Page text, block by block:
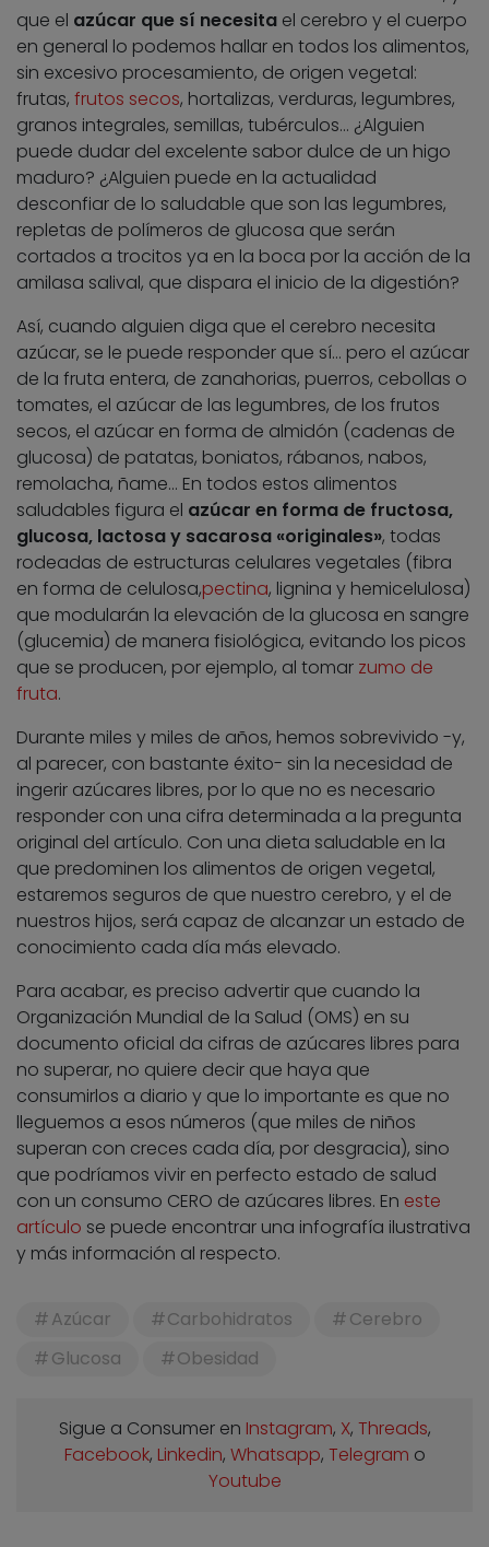
que el azúcar que sí necesita el cerebro y el cuerpo
en general lo podemos hallar en todos los alimentos,
sin excesivo procesamiento, de origen vegetal:
frutas, frutos secos, hortalizas, verduras, legumbres,
granos integrales, semillas, tubérculos… ¿Alguien
puede dudar del excelente sabor dulce de un higo
maduro? ¿Alguien puede en la actualidad
desconfiar de lo saludable que son las legumbres,
repletas de polímeros de glucosa que serán
cortados a trocitos ya en la boca por la acción de la
amilasa salival, que dispara el inicio de la digestión?
Así, cuando alguien diga que el cerebro necesita
azúcar, se le puede responder que sí… pero el azúcar
de la fruta entera, de zanahorias, puerros, cebollas o
tomates, el azúcar de las legumbres, de los frutos
secos, el azúcar en forma de almidón (cadenas de
glucosa) de patatas, boniatos, rábanos, nabos,
remolacha, ñame… En todos estos alimentos
saludables figura el azúcar en forma de fructosa,
glucosa, lactosa y sacarosa «originales», todas
rodeadas de estructuras celulares vegetales (fibra
en forma de celulosa,pectina, lignina y hemicelulosa)
que modularán la elevación de la glucosa en sangre
(glucemia) de manera fisiológica, evitando los picos
que se producen, por ejemplo, al tomar zumo de
fruta.
Durante miles y miles de años, hemos sobrevivido -y,
al parecer, con bastante éxito- sin la necesidad de
ingerir azúcares libres, por lo que no es necesario
responder con una cifra determinada a la pregunta
original del artículo. Con una dieta saludable en la
que predominen los alimentos de origen vegetal,
estaremos seguros de que nuestro cerebro, y el de
nuestros hijos, será capaz de alcanzar un estado de
conocimiento cada día más elevado.
Para acabar, es preciso advertir que cuando la
Organización Mundial de la Salud (OMS) en su
documento oficial da cifras de azúcares libres para
no superar, no quiere decir que haya que
consumirlos a diario y que lo importante es que no
lleguemos a esos números (que miles de niños
superan con creces cada día, por desgracia), sino
que podríamos vivir en perfecto estado de salud
con un consumo CERO de azúcares libres. En este
artículo se puede encontrar una infografía ilustrativa
y más información al respecto.
Azúcar Carbohidratos
Cerebro
Glucosa
Obesidad
Sigue a Consumer en Instagram, X, Threads,
Facebook, Linkedin, Whatsapp, Telegram o
Youtube